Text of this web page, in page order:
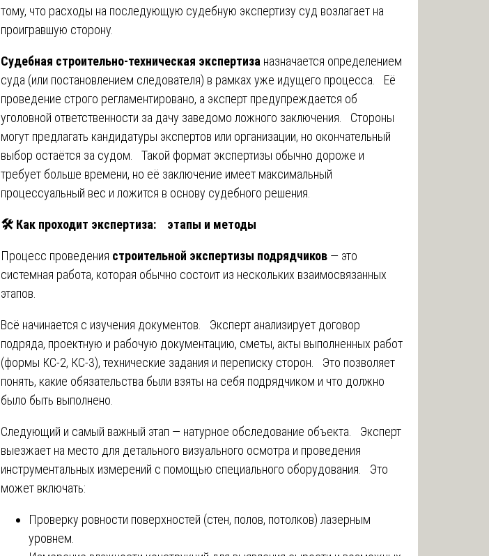
тому, что расходы на последующую судебную экспертизу суд возлагает на
проигравшую сторону.
Судебная строительно-техническая экспертиза назначается определением
суда (или постановлением следователя) в рамках уже идущего процесса. Её
проведение строго регламентировано, а эксперт предупреждается об
уголовной ответственности за дачу заведомо ложного заключения. Стороны
могут предлагать кандидатуры экспертов или организации, но окончательный
выбор остаётся за судом. Такой формат экспертизы обычно дороже и
требует больше времени, но её заключение имеет максимальный
процессуальный вес и ложится в основу судебного решения.
🛠 ️ Как проходит экспертиза: этапы и методы
Процесс проведения строительной экспертизы подрядчиков — это
системная работа, которая обычно состоит из нескольких взаимосвязанных
этапов.
Всё начинается с изучения документов. Эксперт анализирует договор
подряда, проектную и рабочую документацию, сметы, акты выполненных работ
(формы КС-2, КС-3), технические задания и переписку сторон. Это позволяет
понять, какие обязательства были взяты на себя подрядчиком и что должно
было быть выполнено.
Следующий и самый важный этап — натурное обследование объекта. Эксперт
выезжает на место для детального визуального осмотра и проведения
инструментальных измерений с помощью специального оборудования. Это
может включать:
Проверку ровности поверхностей (стен, полов, потолков) лазерным
уровнем.